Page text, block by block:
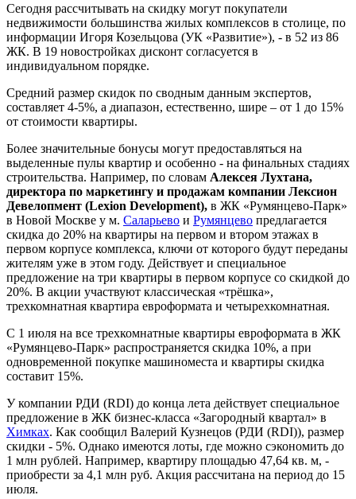
Сегодня рассчитывать на скидку могут покупатели
недвижимости большинства жилых комплексов в столице, по
информации Игоря Козельцова (УК «Развитие»), - в 52 из 86
ЖК. В 19 новостройках дисконт согласуется в
индивидуальном порядке.
Средний размер скидок по сводным данным экспертов,
составляет 4-5%, а диапазон, естественно, шире – от 1 до 15%
от стоимости квартиры.
Более значительные бонусы могут предоставляться на
выделенные пулы квартир и особенно - на финальных стадиях
строительства. Например, по словам Алексея Лухтана,
директора по маркетингу и продажам компании Лексион
Девелопмент (Lexion Development), в ЖК «Румянцево-Парк»
в Новой Москве у м. Саларьево и Румянцево предлагается
скидка до 20% на квартиры на первом и втором этажах в
первом корпусе комплекса, ключи от которого будут переданы
жителям уже в этом году. Действует и специальное
предложение на три квартиры в первом корпусе со скидкой до
20%. В акции участвуют классическая «трёшка»,
трехкомнатная квартира евроформата и четырехкомнатная.
С 1 июля на все трехкомнатные квартиры евроформата в ЖК
«Румянцево-Парк» распространяется скидка 10%, а при
одновременной покупке машиноместа и квартиры скидка
составит 15%.
У компании РДИ (RDI) до конца лета действует специальное
предложение в ЖК бизнес-класса «Загородный квартал» в
Химках. Как сообщил Валерий Кузнецов (РДИ (RDI)), размер
скидки - 5%. Однако имеются лоты, где можно сэкономить до
1 млн рублей. Например, квартиру площадью 47,64 кв. м, -
приобрести за 4,1 млн руб. Акция рассчитана на период до 15
июля.